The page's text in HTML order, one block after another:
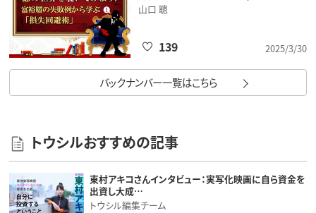
山口 聰
2025/3/30
139
バックナンバー一覧はこちら
トウシルおすすめの記事
東村アキコさんインタビュー：実写化映画に自ら資金を
出資し大成…
トウシル編集チーム